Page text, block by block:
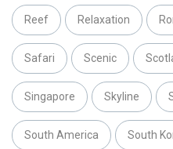
Reef Relaxation
Safari Scenic
Singapore Skyline
South America South